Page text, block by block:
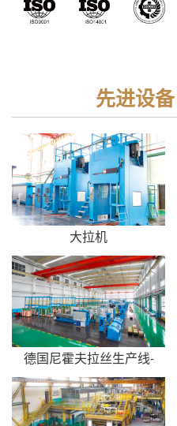
先进设
大拉机
德国尼霍夫拉丝生产线-